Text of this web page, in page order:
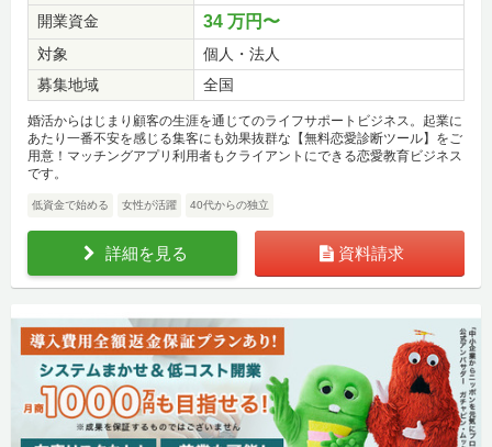
開業資金
34 万円〜
対象
個人・法人
募集地域
全国
婚活からはじまり顧客の生涯を通じてのライフサポートビジネス。起業に
あたり一番不安を感じる集客にも効果抜群な【無料恋愛診断ツール】をご
用意！マッチングアプリ利用者もクライアントにできる恋愛教育ビジネス
です。
低資金で始める 女性が活躍 40代からの独立
詳細を見る 資料請求